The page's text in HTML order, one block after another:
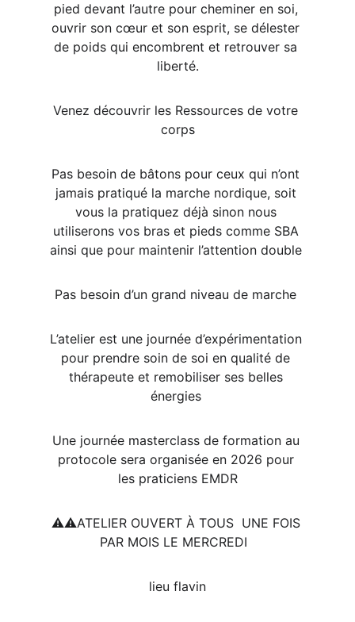
pied devant l’autre pour cheminer en soi,
ouvrir son cœur et son esprit, se délester
de poids qui encombrent et retrouver sa
liberté.
Venez découvrir les Ressources de votre
corps
Pas besoin de bâtons pour ceux qui n’ont
jamais pratiqué la marche nordique, soit
vous la pratiquez déjà sinon nous
utiliserons vos bras et pieds comme SBA
ainsi que pour maintenir l’attention double
Pas besoin d’un grand niveau de marche
L’atelier est une journée d’expérimentation
pour prendre soin de soi en qualité de
thérapeute et remobiliser ses belles
énergies
Une journée masterclass de formation au
protocole sera organisée en 2026 pour
les praticiens EMDR
⚠️⚠️ATELIER OUVERT À TOUS  UNE FOIS
PAR MOIS LE MERCREDI
lieu flavin